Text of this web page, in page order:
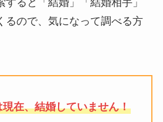
るので、気になって調べる方
在、結婚していません！